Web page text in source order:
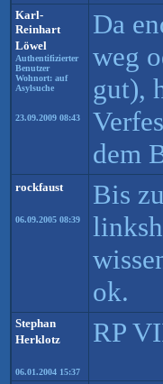
Karl-
Reinhart
Löwel
Authentifizierter
Benutzer
Wohnort: auf
Asylsuche
23.09.2009 08:43
Da
weg
gut),
dem
rockfaust
06.09.2005 08:39
Bis
ok.
Stephan
Herklotz
06.01.2004 15:37
RP